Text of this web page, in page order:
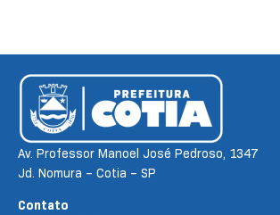
Av. Professor Manoel José Pedroso, 1347
Jd. Nomura – Cotia – SP
Contato